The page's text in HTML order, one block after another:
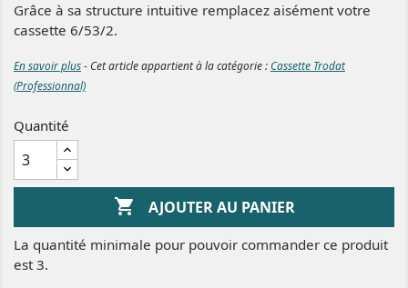
Grâce à sa structure intuitive remplacez aisément votre
cassette 6/53/2.
En savoir plus- Cet article appartient à la catégorie :Cassette Trodat
(Professionnal)
Quantité
 AJOUTER AU PANIER
La quantité minimale pour pouvoir commander ce produit
est 3.